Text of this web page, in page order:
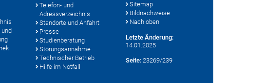
Telefon- und
Adressverzeichnis
Standorte und Anfahrt
Presse
Studienberatung
Störungsannahme
Technischer Betrieb
Hilfe im Notfall
Sitemap
Bildnachweise
Nach oben
Letzte Änderung:
14.01.2025
Seite: 23269/239